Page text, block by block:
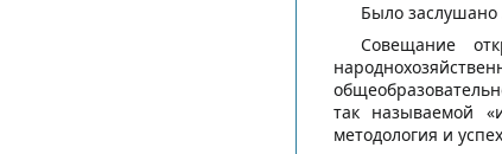
Было заслушано
Совещание
так называемой
методология и